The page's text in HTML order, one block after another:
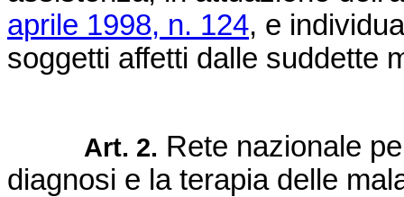
aprile 1998, n. 124, e
soggetti affetti dalle suddette
Art. 2. Rete nazionale
diagnosi e la terapia delle